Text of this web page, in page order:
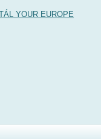
YOUR EUROPE